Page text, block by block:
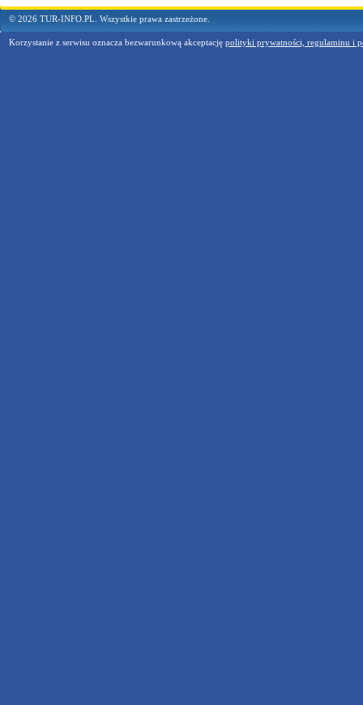
© 2026 TUR-INFO.PL. Wszystkie prawa zastrzeżone.
Korzystanie z serwisu oznacza bezwarunkową akceptację polityki prywatności, regulaminu i